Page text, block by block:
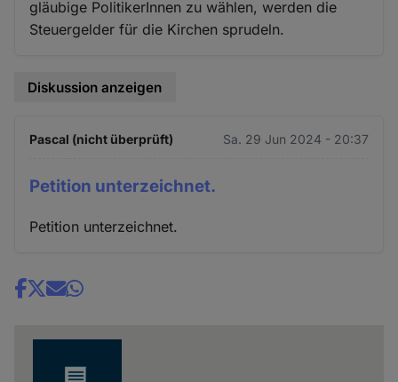
gläubige PolitikerInnen zu wählen, werden die
Steuergelder für die Kirchen sprudeln.
Diskussion anzeigen
Pascal (nicht überprüft) Sa. 29 Jun 2024 - 20:37
Petition unterzeichnet.
Petition unterzeichnet.
Share